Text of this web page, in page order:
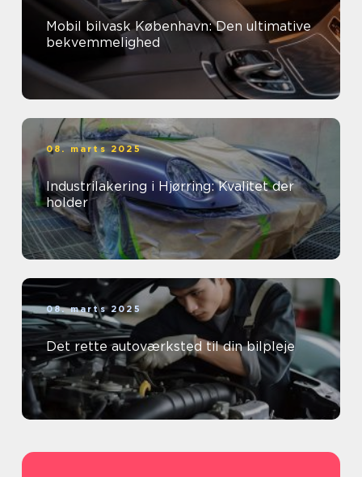
Mobil bilvask København: Den ultimative
bekvemmelighed
08. marts 2025
Industrilakering i Hjørring: Kvalitet der
holder
08. marts 2025
Det rette autoværksted til din bilpleje